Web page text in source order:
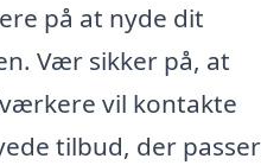
på at nyde dit
Vær sikker på, at
vil kontakte
tilbud, der passer